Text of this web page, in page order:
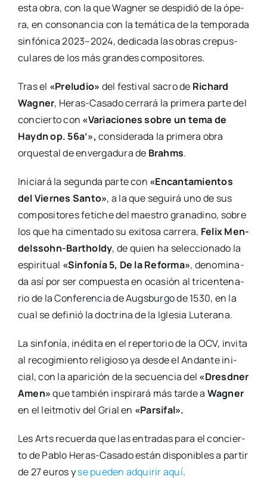
esta obra, con la que Wag­ner se des­pi­dió de la ópe­
ra, en con­so­nan­cia con la temá­ti­ca de la tem­po­ra­da
sin­fó­ni­ca 2023–2024, dedi­ca­da las obras cre­pus­
cu­la­res de los más gran­des com­po­si­to­res.
Tras el «Pre­lu­dio» del fes­ti­val sacro de Richard
Wag­ner, Heras-Casa­­do cerra­rá la pri­me­ra par­te del
con­cier­to con «Varia­cio­nes sobre un tema de
Haydn op. 56a’»,con­si­de­ra­da la pri­me­ra obra
orques­tal de enver­ga­du­ra de Brahms.
Ini­cia­rá la segun­da par­te con «Encan­ta­mien­tos
del Vier­nes San­to», a la que segui­rá uno de sus
com­po­si­to­res feti­che del maes­tro gra­na­dino, sobre
los que ha cimen­ta­do su exi­to­sa carre­ra, Felix Men­­
del­s­­sohn-Bartholdy, de quien ha selec­cio­na­do la
espi­ri­tual «Sin­fo­nía 5, De la Refor­ma», deno­mi­na­
da así por ser com­pues­ta en oca­sión al tri­cen­te­na­
rio de la Con­fe­ren­cia de Augs­bur­go de 1530, en la
cual se defi­nió la doc­tri­na de la Igle­sia Lute­ra­na.
La sin­fo­nía, iné­di­ta en el reper­to­rio de la OCV, invi­ta
al reco­gi­mien­to reli­gio­so ya des­de el Andan­te ini­
cial, con la apa­ri­ción de la secuen­cia del «Dresd­ner
Amen»que tam­bién ins­pi­ra­rá más tar­de a Wag­ner
en el leit­mo­tiv del Grial en «Par­si­fal».
Les Arts recuer­da que las entra­das para el con­cier­
to de Pablo Heras-Casa­­do están dis­po­ni­bles a par­tir
de 27 euros yse pue­den adqui­rir aquí.